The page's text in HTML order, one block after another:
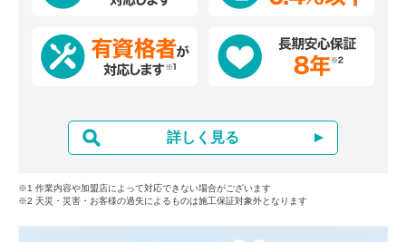
詳しく見る
※1 作業内容や加盟店によって対応できない場合がございます
※2 天災・災害・お客様の過失によるものは施工保証対象外となります